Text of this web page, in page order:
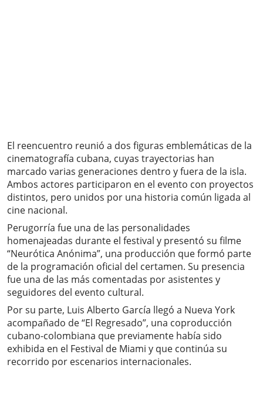
El reencuentro reunió a dos figuras emblemáticas de la
cinematografía cubana, cuyas trayectorias han
marcado varias generaciones dentro y fuera de la isla.
Ambos actores participaron en el evento con proyectos
distintos, pero unidos por una historia común ligada al
cine nacional.
Perugorría fue una de las personalidades
homenajeadas durante el festival y presentó su filme
“Neurótica Anónima”, una producción que formó parte
de la programación oficial del certamen. Su presencia
fue una de las más comentadas por asistentes y
seguidores del evento cultural.
Por su parte, Luis Alberto García llegó a Nueva York
acompañado de “El Regresado”, una coproducción
cubano-colombiana que previamente había sido
exhibida en el Festival de Miami y que continúa su
recorrido por escenarios internacionales.